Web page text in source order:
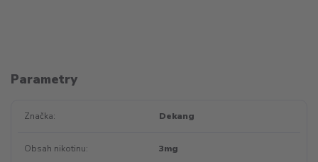
Parametry
Značka Dekang
Obsah nikotinu 3mg